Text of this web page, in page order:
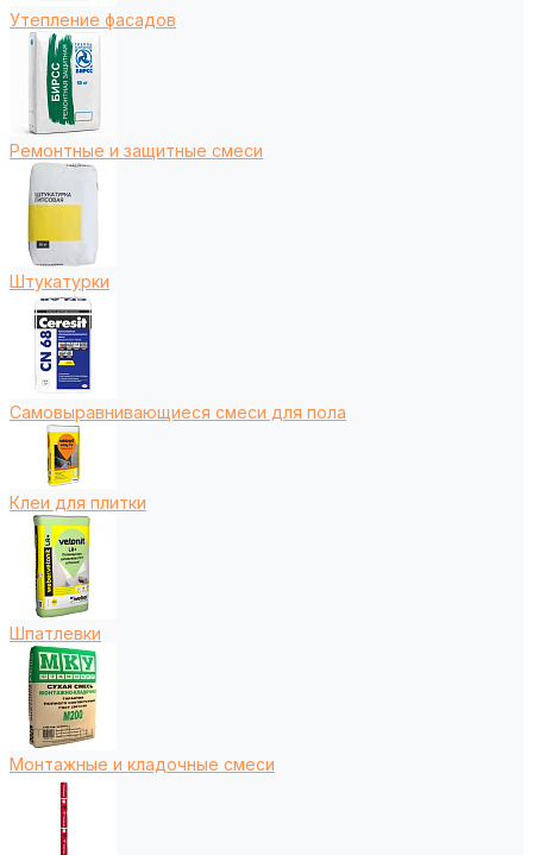
Утепление фасадов
Ремонтные и защитные смеси
Штукатурки
Самовыравнивающиеся смеси для пола
Клеи для плитки
Шпатлевки
Монтажные и кладочные смеси